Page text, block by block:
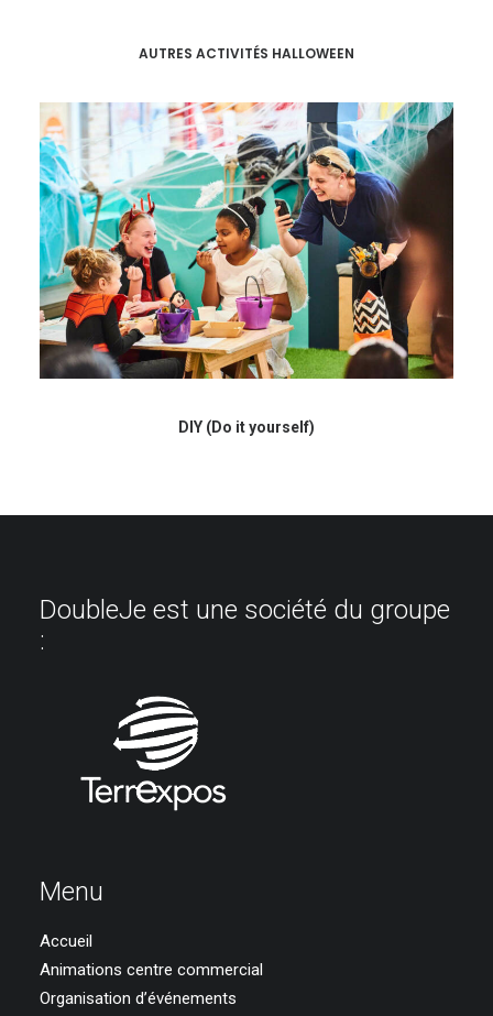
AUTRES ACTIVITÉS HALLOWEEN
DIY (Do it yourself)
DoubleJe est une société du groupe
:
Menu
Accueil
Animations centre commercial
Organisation d’événements